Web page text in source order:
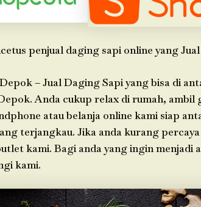
penjual daging sapi online yang
– Jual Daging Sapi yang bisa di
Anda cukup relax di rumah, ambil
atau belanja online kami siap
terjangkau. Jika anda kurang
kami. Bagi anda yang ingin menjadi
kami.